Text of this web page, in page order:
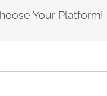
Your Platform!